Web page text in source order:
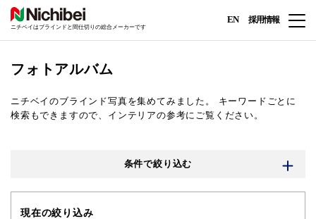
ニチベイはブラインドと間仕切りの総合メーカーです
EN 採用情報
フォトアルバム
ニチベイのブラインド写真を集めてみました。
キーワードごとに
検索もできますので、インテリアの参考にご覧ください。
条件で絞り込む
現在の絞り込み